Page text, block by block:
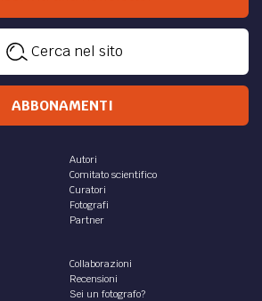
Cerca nel sito
ABBONAMENTI
Autori
Comitato scientifico
Curatori
Fotografi
Partner
Collaborazioni
Recensioni
Sei un fotografo?